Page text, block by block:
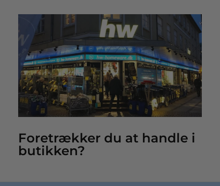
Foretrækker du at handle i
butikken?